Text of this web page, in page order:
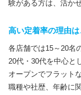
験がある方は、活かせ
高い定着率の理由は
各店舗では15～20名
20代・30代を中心と
オープンでフラット
職種や社歴、年齢に